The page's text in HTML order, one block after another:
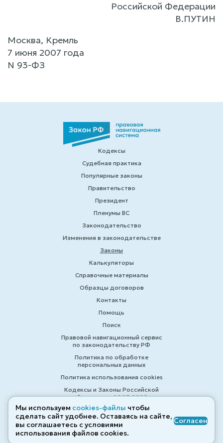
Российской Федерации
В.ПУТИН
Москва, Кремль
7 июня 2007 года
N 93-ФЗ
Кодексы
Судебная практика
Популярные законы
Правительство
Президент
Пленумы ВС
Законодательство
Изменения в законодательстве
Законы
Калькуляторы
Справочные материалы
Образцы договоров
Контакты
Помощь
Поиск
Правовой навигационный сервис
по законодательству РФ
Политика по обработке
персональных данных
Политика использования cookies
Кодексы и Законы Российской
Федерации 2007-2026
© ZAKONRF.INFO
Мы используем cookies-файлы чтобы
сделать сайт удобнее. Оставаясь на сайте,
вы соглашаетесь с условиями
использования файлов cооkies.
Согласен